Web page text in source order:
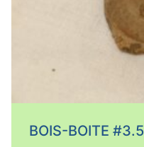
BOIS-BOITE #3.5